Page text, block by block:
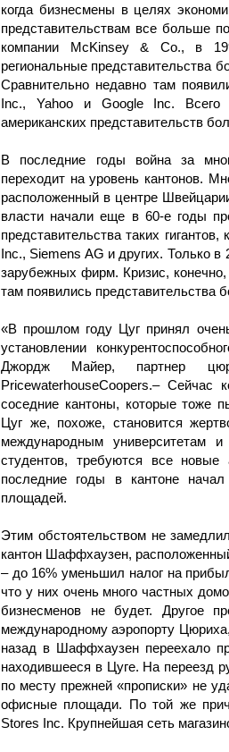
когда бизнесмены в целях
представительствам все больше
компании McKinsey & Co., в
региональные представительства
Сравнительно недавно там
Inc., Yahoo и Google Inc.
американских представительств
В последние годы война за
переходит на уровень кантонов.
расположенный в центре
власти начали еще в 60-е годы
представительства таких
Inc., Siemens AG и других. Только
зарубежных фирм. Кризис,
там появились представительства
«В прошлом году Цуг принял
установлении
Джордж Майер, партнер
PricewaterhouseCoopers.–
соседние кантоны, которые тоже
Цуг же, похоже, становится
международным университетам
студентов, требуются все
последние годы в кантоне
площадей.
Этим обстоятельством не
кантон Шаффхаузен,
– до 16% уменьшил налог на
что у них очень много частных
бизнесменов не будет. Другое
международному аэропорту
назад в Шаффхаузен переехало
находившееся в Цуге. На переезд
по месту прежней «прописки» не
офисные площади. По той же
Stores Inc. Крупнейшая сеть